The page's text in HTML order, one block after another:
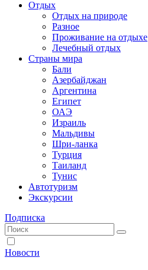
Отдых
Отдых на природе
Разное
Проживание на отдыхе
Лечебный отдых
Страны мира
Бали
Азербайджан
Аргентина
Египет
ОАЭ
Израиль
Мальдивы
Шри-ланка
Турция
Таиланд
Тунис
Автотуризм
Экскурсии
Подписка
Новости